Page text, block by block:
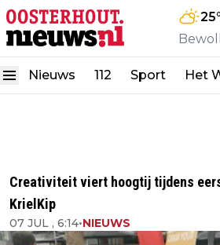
25
Nieuws 112 Sport Het
Creativiteit viert hoogtij tijdens
KrielKip
07 JUL , 6:14•NIEUWS